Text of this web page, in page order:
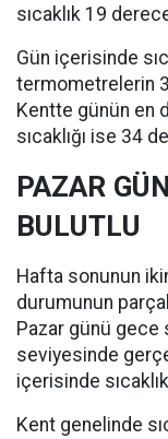
sıcaklık 19
Gün içerisinde
termometrelerin
Kentte günün en
sıcaklığı ise 34
PAZAR
BULUTLU
Hafta sonunun
durumunun
Pazar günü gece
seviyesinde
içerisinde
Kent genelinde